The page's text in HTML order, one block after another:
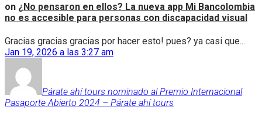
on ¿No pensaron en ellos? La nueva app Mi Bancolombia
no es accesible para personas con discapacidad visual
Gracias gracias gracias por hacer esto! pues? ya casi que...
Jan 19, 2026 a las 3:27 am
Párate ahí tours nominado al Premio Internacional
Pasaporte Abierto 2024 – Párate ahí tours